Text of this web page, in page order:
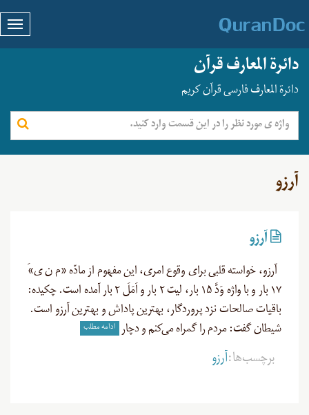
دائرة المعارف قرآن
دائرة المعارف فارسی قرآن کریم
آرزو
آرزو
آرزو، خواسته قلبی برای وقوع امری، این مفهوم از مادّه «م ن ی»َ
۱۷ بار و با واژه وَدَّ ۱۵ بار، لیت ۲ بار و اَمَلَ ۲ بار آمده‌ است. چکیده:
باقیات صالحات نزد پروردگار، بهترین پاداش و بهترین آرزو است.
شیطان گفت: مردم را گمراه می‌کنم و دچار
ادامه مطلب
برچسب‌ها:آرزو